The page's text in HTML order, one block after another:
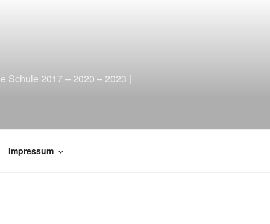
Schule 2017 – 2020 – 2023 |
Impressum